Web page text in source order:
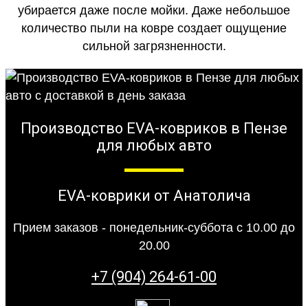
убирается даже после мойки. Даже небольшое
количество пыли на ковре создает ощущение
сильной загрязненности.
Производство EVA-ковриков в Пензе
для любых авто
EVA-коврики от Анатолича
Прием заказов - понедельник-суббота с 10.00 до
20.00
+7 (904) 264-61-00